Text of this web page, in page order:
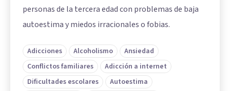
personas de la tercera edad con problemas de baja
autoestima y miedos irracionales o fobias.
Adicciones Alcoholismo
Ansiedad
Conflictos familiares
Adicción a internet
Dificultades escolares
Autoestima